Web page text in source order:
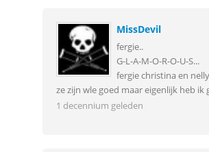
MissDevil
fergie..
G-L-A-M-O-R-O-U-S...
fergie christina en
ze zijn wle goed maar eigenlijk heb
1 decennium geleden